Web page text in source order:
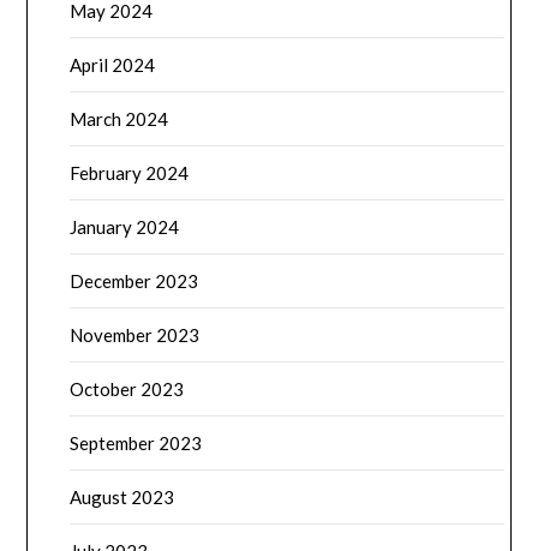
May 2024
April 2024
March 2024
February 2024
January 2024
December 2023
November 2023
October 2023
September 2023
August 2023